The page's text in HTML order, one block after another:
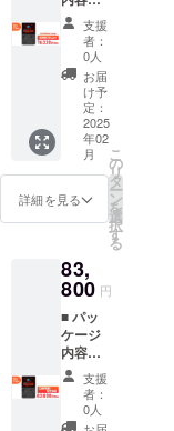
ングPCを各
種取り扱う
株式会社天
空が修理サ
ポートを行
います。
サポー
ト（株
式会社
天空）
取扱説
明書
（英語/
中国
語） ※
発売後
に日本
ページ
（https:
ya-
neo.jp/
manual
）に公
な仕様
AYANE
O
POCKE
T DMG
本体 充
電ケー
ブル
（アダ
プター
は付属
してお
りませ
，L1/L2
背面ボ
タンス
ペア入
り 国内
１年間
サポー
ト（株
式会社
天空）
支援
者：
0人
お届
け予
定：
2025
年02
月
詳細を見る
こ
の
リ
タ
ー
ン
を
選
択
す
る
83,
800 円
■ パッ
ケージ
内容
AYANE
O
POCKE
T DMG
支援
者：
0人